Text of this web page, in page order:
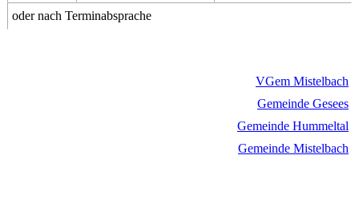
oder nach Terminabsprache
VGem Mistelbach
Gemeinde Gesees
Gemeinde Hummeltal
Gemeinde Mistelbach